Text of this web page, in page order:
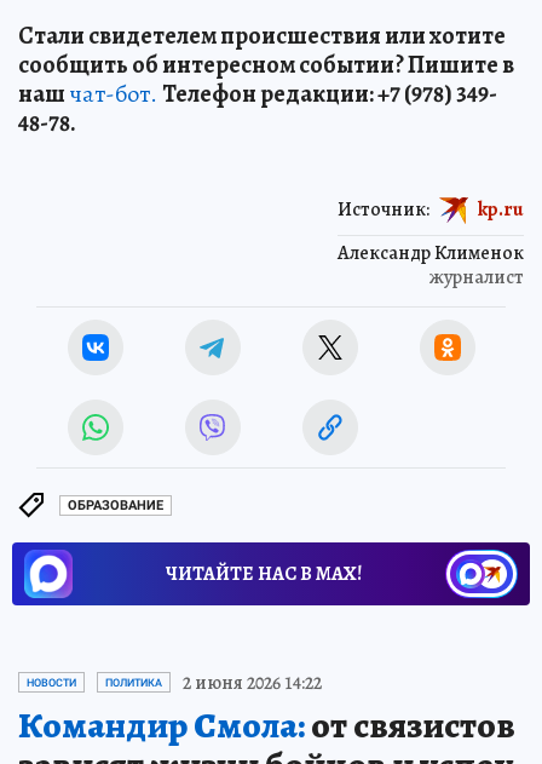
Стали свидетелем происшествия или хотите
сообщить об интересном событии? Пишите в
нашчат-бот. Телефон редакции: +7 (978) 349-
48-78.
Александр Клименок
журналист
Источник: kp.ru
ОБРАЗОВАНИЕ
ЧИТАЙТЕ НАС В МАХ!
НОВОСТИ ПОЛИТИКА 2 июня 2026 14:22
Командир Смола:от связистов